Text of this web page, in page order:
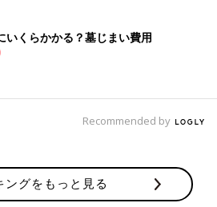
いくらかかる？墓じまい費用
Recommended by
ングをもっと見る